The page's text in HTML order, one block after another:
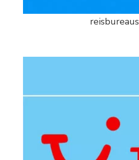
reisbureaus